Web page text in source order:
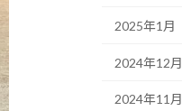
2025年1月
2024年12月
2024年11月